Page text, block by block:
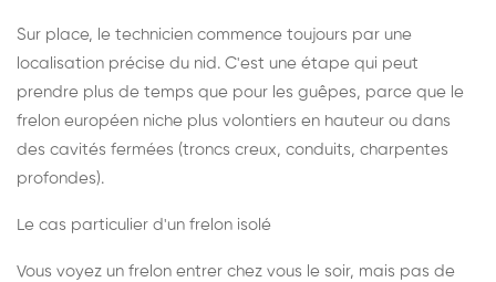
Sur place, le technicien commence toujours par une
localisation précise du nid. C'est une étape qui peut
prendre plus de temps que pour les guêpes, parce que le
frelon européen niche plus volontiers en hauteur ou dans
des cavités fermées (troncs creux, conduits, charpentes
profondes).
Le cas particulier d'un frelon isolé
Vous voyez un frelon entrer chez vous le soir, mais pas de